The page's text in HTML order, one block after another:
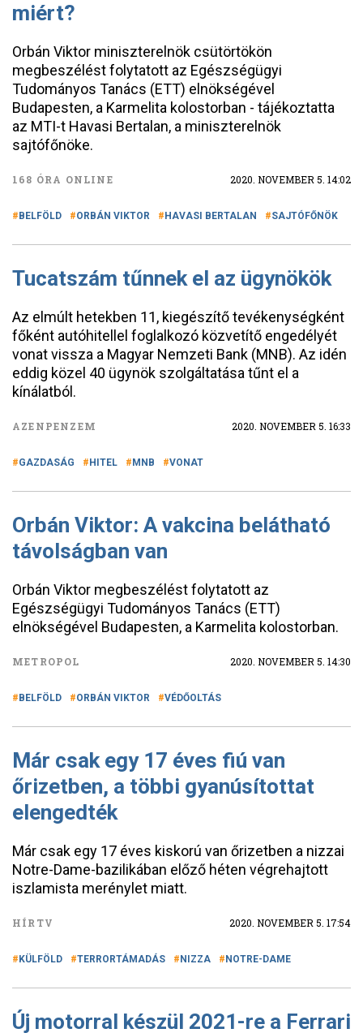
miért?
Orbán Viktor miniszterelnök csütörtökön
megbeszélést folytatott az Egészségügyi
Tudományos Tanács (ETT) elnökségével
Budapesten, a Karmelita kolostorban - tájékoztatta
az MTI-t Havasi Bertalan, a miniszterelnök
sajtófőnöke.
168 ÓRA ONLINE 2020. NOVEMBER 5. 14:02
BELFÖLD ORBÁN VIKTOR HAVASI BERTALAN SAJTÓFŐNÖK
Tucatszám tűnnek el az ügynökök
Az elmúlt hetekben 11, kiegészítő tevékenységként
főként autóhitellel foglalkozó közvetítő engedélyét
vonat vissza a Magyar Nemzeti Bank (MNB). Az idén
eddig közel 40 ügynök szolgáltatása tűnt el a
kínálatból.
AZENPENZEM 2020. NOVEMBER 5. 16:33
GAZDASÁG HITEL MNB VONAT
Orbán Viktor: A vakcina belátható
távolságban van
Orbán Viktor megbeszélést folytatott az
Egészségügyi Tudományos Tanács (ETT)
elnökségével Budapesten, a Karmelita kolostorban.
METROPOL 2020. NOVEMBER 5. 14:30
BELFÖLD ORBÁN VIKTOR VÉDŐOLTÁS
Már csak egy 17 éves fiú van
őrizetben, a többi gyanúsítottat
elengedték
Már csak egy 17 éves kiskorú van őrizetben a nizzai
Notre-Dame-bazilikában előző héten végrehajtott
iszlamista merénylet miatt.
HÍRTV 2020. NOVEMBER 5. 17:54
KÜLFÖLD TERRORTÁMADÁS NIZZA NOTRE-DAME
Új motorral készül 2021-re a Ferrari